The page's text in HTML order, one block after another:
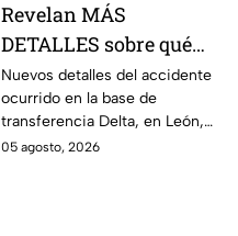
Revelan MÁS
DETALLES sobre qué
pasó en choque de
camiones en León:
chofer quedó GRAVE
Nuevos detalles del accidente
ocurrido en la base de
transferencia Delta, en León,
revelan que dos unidades del
05 agosto, 2026